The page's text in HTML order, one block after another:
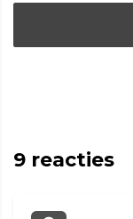
9 reacties